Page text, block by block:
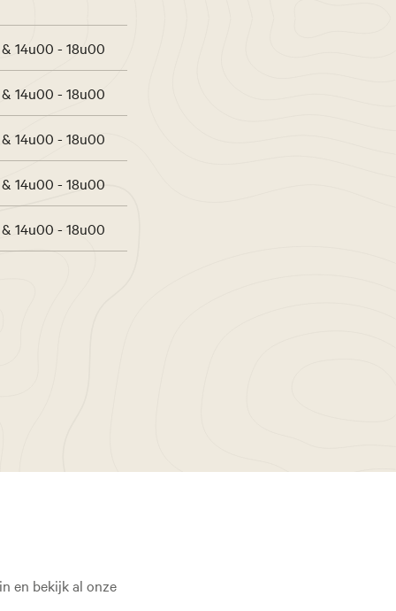
14u00 - 18u00
14u00 - 18u00
14u00 - 18u00
14u00 - 18u00
14u00 - 18u00
en bekijk al onze